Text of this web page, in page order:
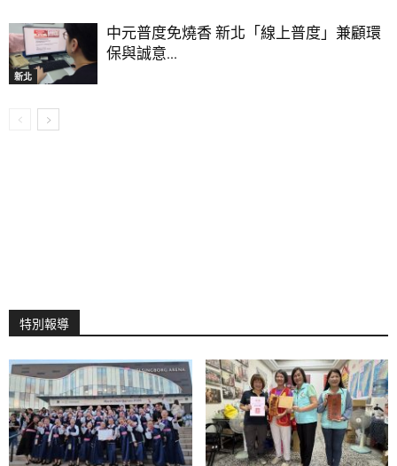
新北
中元普度免燒香 新北「線上普度」兼顧環
保與誠意...
特別報導